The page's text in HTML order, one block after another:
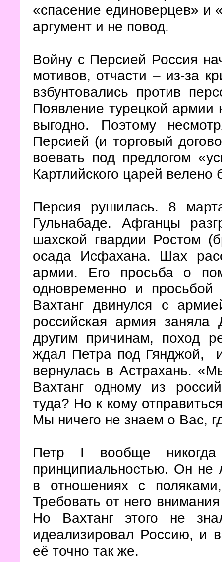
«спасение единоверцев»
аргумент и не повод.
Войну с Персией Россия
мотивов, отчасти – из-за
взбунтовались против
Появление турецкой
выгодно. Поэтому
Персией (и торговый
воевать под предлогом
Картлийского царей
Персия рушилась. 8
Гульнабаде. Афганцы
шахской гвардии Ростом
осада Исфахана. Шах
армии. Его просьба о
одновременно и
Вахтанг двинулся с
российская армия
другим причинам, поход
ждал Петра под Гянджой,
вернулась в Астрахань.
Вахтанг одному из
туда? Но к кому
Мы ничего не знаем о Вас,
Петр I вообще
принципиальностью. Он
в отношениях с
Требовать от него
Но Вахтанг этого не
идеализировал Россию, и
её точно так же.